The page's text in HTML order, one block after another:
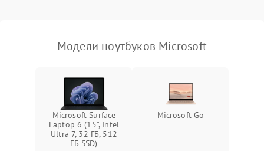
пропадание диска
оперативной памяти:
вылеты приложений,
синие экраны
Подробнее →
Проблемы Wi‑Fi или
Bluetooth модулей
Модели ноутбуков Microsoft
Microsoft Surface
Laptop 6 (15", Intel
Ultra 7, 32 ГБ, 512
ГБ SSD)
Microsoft Go